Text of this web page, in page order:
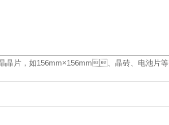
片，如156mm×156mm、晶砖、电池片等